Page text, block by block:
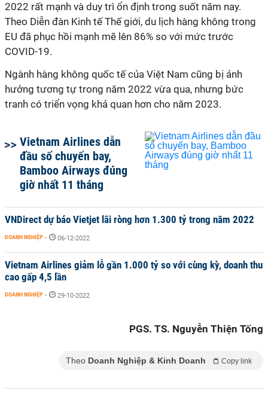
2022 rất mạnh và duy trì ổn định trong suốt năm nay.
Theo Diễn đàn Kinh tế Thế giới, du lịch hàng không trong
EU đã phục hồi mạnh mẽ lên 86% so với mức trước
COVID-19.
Ngành hàng không quốc tế của Việt Nam cũng bị ảnh
hưởng tương tự trong năm 2022 vừa qua, nhưng bức
tranh có triển vọng khả quan hơn cho năm 2023.
Vietnam Airlines dẫn
đầu số chuyến bay,
Bamboo Airways đúng
giờ nhất 11 tháng
VNDirect dự báo Vietjet lãi ròng hơn 1.300 tỷ trong năm 2022
DOANH NGHIỆP - 06-12-2022
Vietnam Airlines giảm lỗ gần 1.000 tỷ so với cùng kỳ, doanh thu
cao gấp 4,5 lần
DOANH NGHIỆP - 29-10-2022
PGS. TS. Nguyễn Thiện Tống
Theo Doanh Nghiệp & Kinh Doanh Copy link